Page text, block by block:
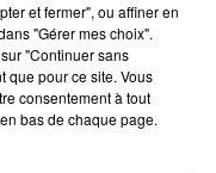
des robinets
Hoerdt ont vu de
Face aux
et fermer", ou affiner en
"Gérer mes choix".
"Continuer sans
que pour ce site. Vous
consentement à tout
bas de chaque page.